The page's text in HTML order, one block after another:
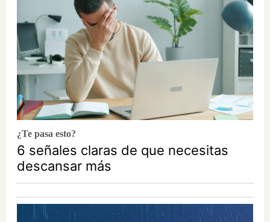
¿Te pasa esto?
6 señales claras de que necesitas
descansar más